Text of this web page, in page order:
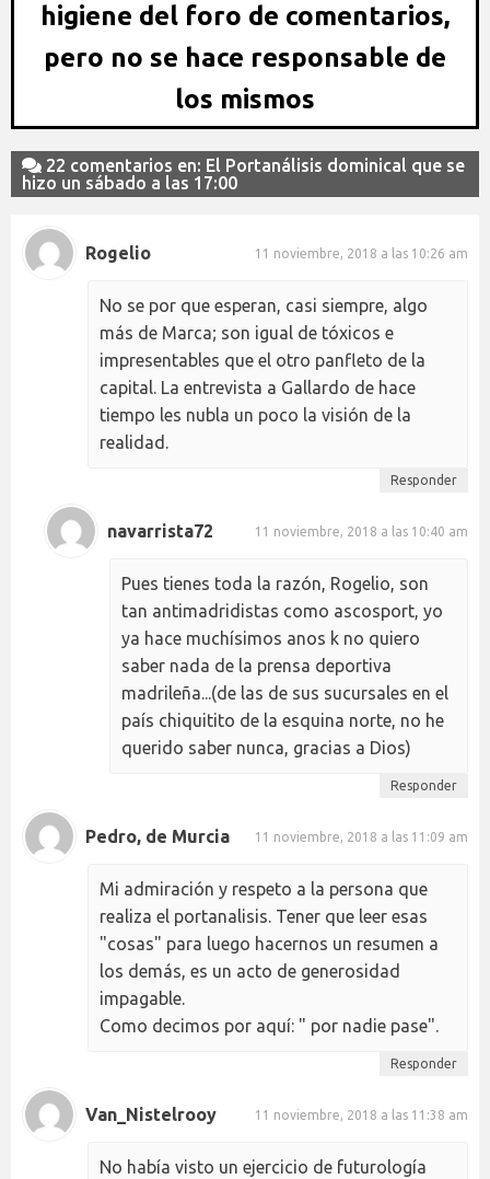
higiene del foro de comentarios,
pero no se hace responsable de
los mismos
22 comentarios en: El Portanálisis dominical que se
hizo un sábado a las 17:00
Rogelio 11 noviembre, 2018 a las 10:26 am
No se por que esperan, casi siempre, algo
más de Marca; son igual de tóxicos e
impresentables que el otro panfleto de la
capital. La entrevista a Gallardo de hace
tiempo les nubla un poco la visión de la
realidad.
Responder
navarrista72 11 noviembre, 2018 a las 10:40 am
Pues tienes toda la razón, Rogelio, son
tan antimadridistas como ascosport, yo
ya hace muchísimos anos k no quiero
saber nada de la prensa deportiva
madrileña...(de las de sus sucursales en el
país chiquitito de la esquina norte, no he
querido saber nunca, gracias a Dios)
Responder
Pedro, de Murcia 11 noviembre, 2018 a las 11:09 am
Mi admiración y respeto a la persona que
realiza el portanalisis. Tener que leer esas
"cosas" para luego hacernos un resumen a
los demás, es un acto de generosidad
impagable.
Como decimos por aquí: " por nadie pase".
Responder
Van_Nistelrooy 11 noviembre, 2018 a las 11:38 am
No había visto un ejercicio de futurología